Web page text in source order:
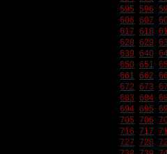
595 596
606 607
617 618
628 629
639 640
650 651
661 662
672 673
683 684
694 695
705 706
716 717
727 728